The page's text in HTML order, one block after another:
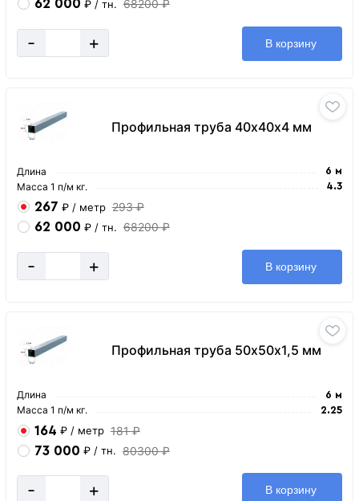
62 000 ₽ / тн. 68200 ₽
- + В корзину
Профильная труба 40х40х4 мм
Длина 6 м
Масса 1 п/м кг. 4.3
267 ₽ / метр 293 ₽
62 000 ₽ / тн. 68200 ₽
- + В корзину
Профильная труба 50х50х1,5 мм
Длина 6 м
Масса 1 п/м кг. 2.25
164 ₽ / метр 181 ₽
73 000 ₽ / тн. 80300 ₽
- + В корзину